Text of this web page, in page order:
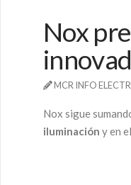
Nox
MCR INFO
Nox sigue
iluminación y en